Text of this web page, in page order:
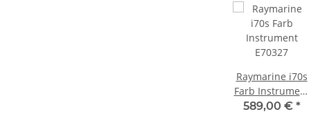
Raymarine i70s
Farb Instrument
E70327
589,00 € *